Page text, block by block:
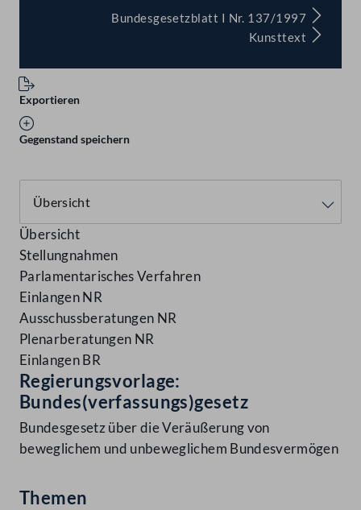
Bundesgesetzblatt I Nr. 137/1997
Kunsttext
Exportieren
Gegenstand speichern
Übersicht
Stellungnahmen
Parlamentarisches Verfahren
Einlangen NR
Ausschussberatungen NR
Plenarberatungen NR
Einlangen BR
Regierungsvorlage:
Bundes(verfassungs)gesetz
Bundesgesetz über die Veräußerung von
beweglichem und unbeweglichem Bundesvermögen
Themen